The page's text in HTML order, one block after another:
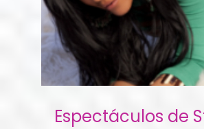
Espectáculos de